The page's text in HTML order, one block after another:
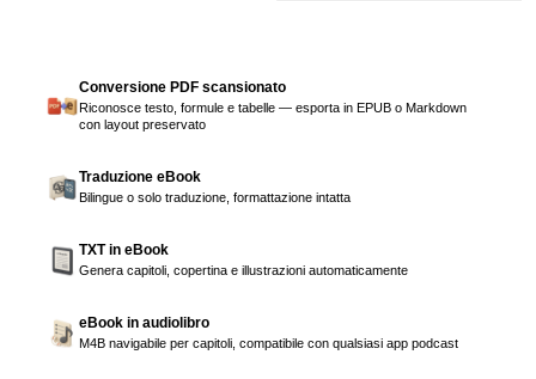
Conversione PDF scansionato
Riconosce testo, formule e tabelle — esporta in EPUB o Markdown
con layout preservato
Traduzione eBook
Bilingue o solo traduzione, formattazione intatta
TXT in eBook
Genera capitoli, copertina e illustrazioni automaticamente
eBook in audiolibro
M4B navigabile per capitoli, compatibile con qualsiasi app podcast